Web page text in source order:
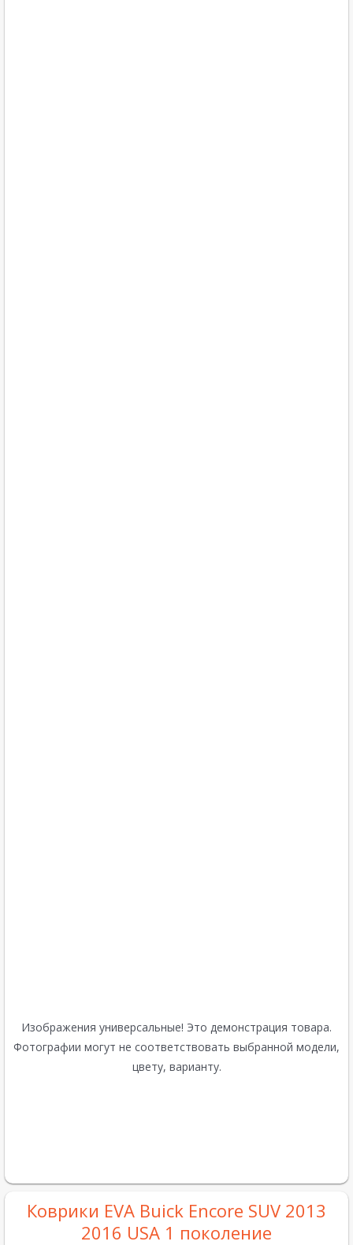
Изображения универсальные! Это демонстрация товара.
Фотографии могут не соответствовать выбранной модели,
цвету, варианту.
Коврики EVA Buick Encore SUV 2013
2016 USA 1 поколение